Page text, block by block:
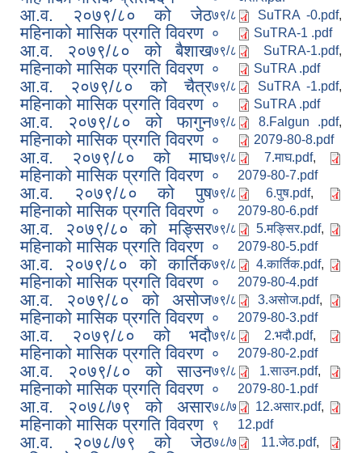
आ.व. २०७९/८० को जेठ
महिनाको मासिक प्रगति विवरण
७९/८
०
SuTRA -0.pdf,
SuTRA-1 .pdf
आ.व. २०७९/८० को बैशाख
महिनाको मासिक प्रगति विवरण
७९/८
०
SuTRA-1.pdf,
SuTRA .pdf
आ.व. २०७९/८० को चैत्र
महिनाको मासिक प्रगति विवरण
७९/८
०
SuTRA -1.pdf,
SuTRA .pdf
आ.व. २०७९/८० को फागुन
महिनाको मासिक प्रगति विवरण
७९/८
०
8.Falgun .pdf,
2079-80-8.pdf
आ.व. २०७९/८० को माघ
महिनाको मासिक प्रगति विवरण
७९/८
०
7.माघ.pdf,
2079-80-7.pdf
आ.व. २०७९/८० को पुष
महिनाको मासिक प्रगति विवरण
७९/८
०
6.पुष.pdf,
2079-80-6.pdf
आ.व. २०७९/८० को मङ्सिर
महिनाको मासिक प्रगति विवरण
७९/८
०
5.मङ्सिर.pdf,
2079-80-5.pdf
आ.व. २०७९/८० को कार्तिक
महिनाको मासिक प्रगति विवरण
७९/८
०
4.कार्तिक.pdf,
2079-80-4.pdf
आ.व. २०७९/८० को असोज
महिनाको मासिक प्रगति विवरण
७९/८
०
3.असोज.pdf,
2079-80-3.pdf
आ.व. २०७९/८० को भदौ
महिनाको मासिक प्रगति विवरण
७९/८
०
2.भदौ.pdf,
2079-80-2.pdf
आ.व. २०७९/८० को साउन
महिनाको मासिक प्रगति विवरण
७९/८
०
1.साउन.pdf,
2079-80-1.pdf
आ.व. २०७८/७९ को असार
महिनाको मासिक प्रगति विवरण
७८/७
९
12.असार.pdf,
12.pdf
आ.व. २०७८/७९ को जेठ७८/७
11.जेठ.pdf,